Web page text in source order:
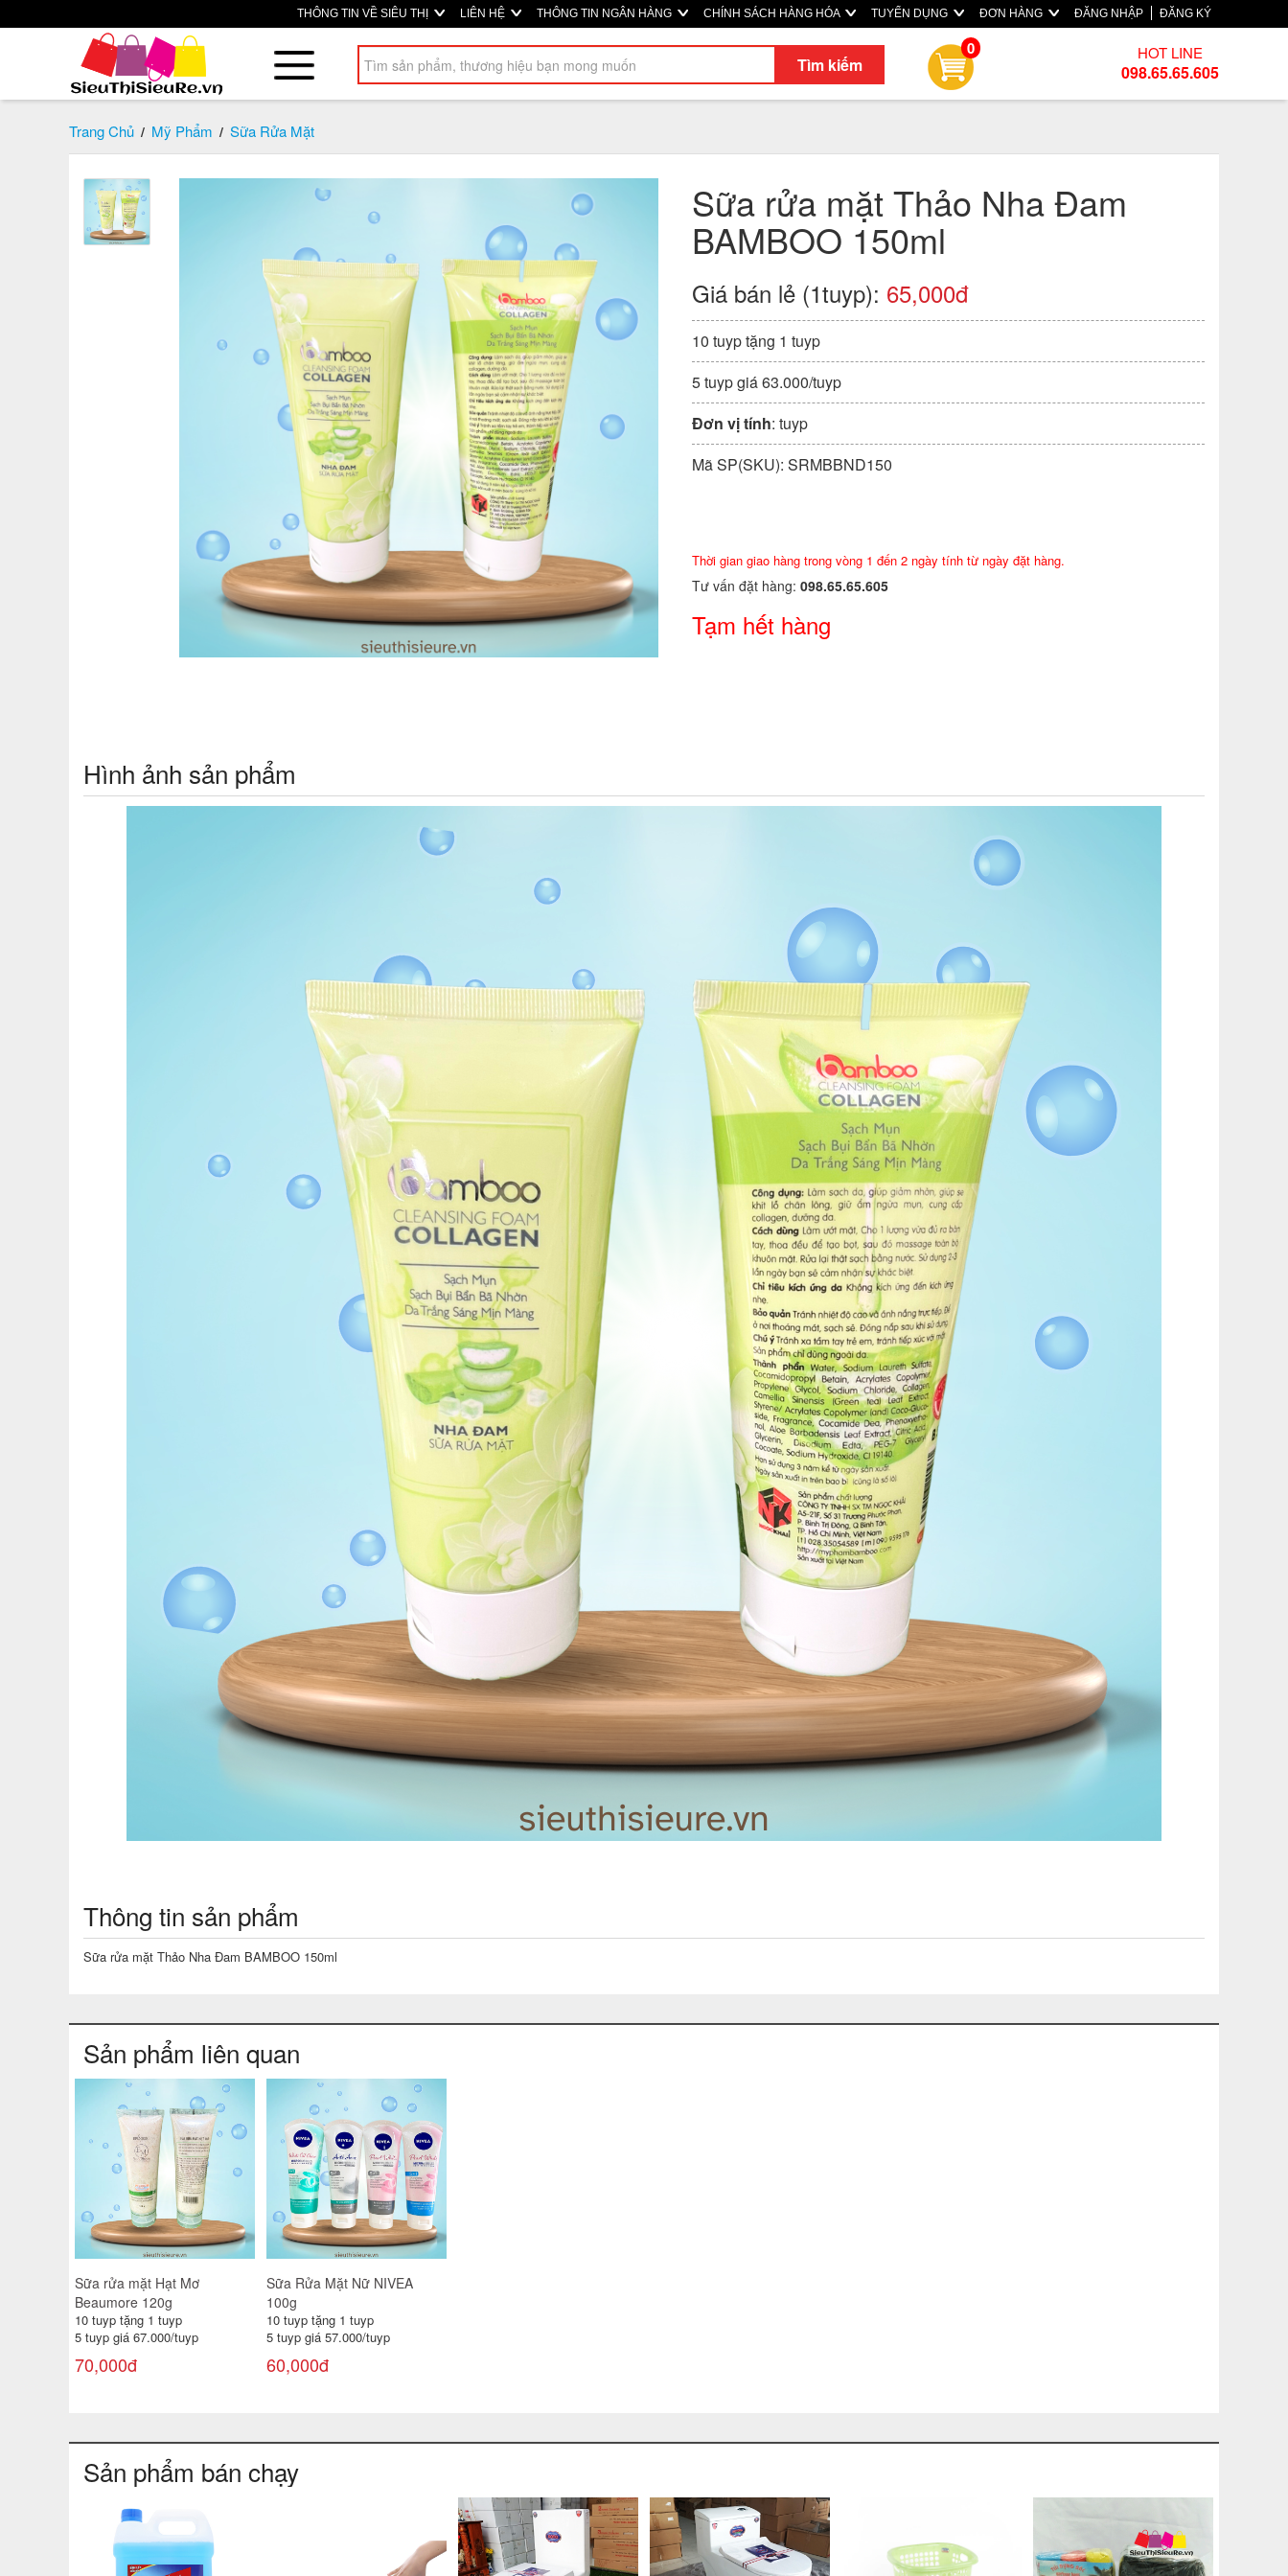
THÔNG TIN VỀ SIÊU THỊ LIÊN HỆ THÔNG TIN NGÂN HÀNG CHÍNH SÁCH HÀNG HÓA TUYỂN DỤNG ĐƠN HÀNG ĐĂNG NHẬP ĐĂNG KÝ
Tìm kiếm
0 HOT LINE
098.65.65.605
Trang Chủ / Mỹ Phẩm / Sữa Rửa Mặt
Sữa rửa mặt Thảo Nha Đam
BAMBOO 150ml
Giá bán lẻ (1tuyp): 65,000đ
10 tuyp tặng 1 tuyp
5 tuyp giá 63.000/tuyp
Đơn vị tính: tuyp
Mã SP(SKU): SRMBBND150
Thời gian giao hàng trong vòng 1 đến 2 ngày tính từ ngày đặt hàng.
Tư vấn đặt hàng: 098.65.65.605
Tạm hết hàng
Hình ảnh sản phẩm
Thông tin sản phẩm
Sữa rửa mặt Thảo Nha Đam BAMBOO 150ml
Sản phẩm liên quan
Sữa rửa mặt Hạt Mơ
Beaumore 120g
10 tuyp tặng 1 tuyp
5 tuyp giá 67.000/tuyp
70,000đ
Sữa Rửa Mặt Nữ NIVEA
100g
10 tuyp tặng 1 tuyp
5 tuyp giá 57.000/tuyp
60,000đ
Sản phẩm bán chạy